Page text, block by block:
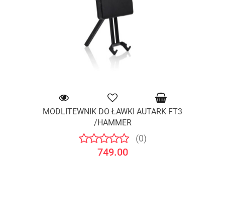
MODLITEWNIK DO ŁAWKI AUTARK FT3
/HAMMER
(0)
749.00